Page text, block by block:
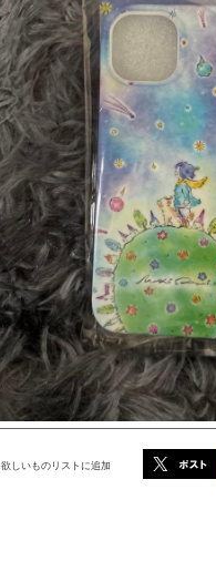
欲しいものリストに追加